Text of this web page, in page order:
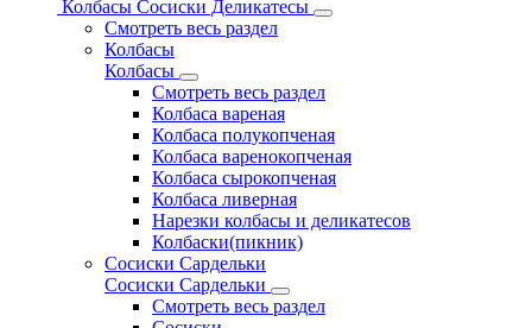
Колбасы Сосиски Деликатесы
Смотреть весь раздел
Колбасы
Колбасы
Смотреть весь раздел
Колбаса вареная
Колбаса полукопченая
Колбаса варенокопченая
Колбаса сырокопченая
Колбаса ливерная
Нарезки колбасы и деликатесов
Колбаски(пикник)
Сосиски Сардельки
Сосиски Сардельки
Смотреть весь раздел